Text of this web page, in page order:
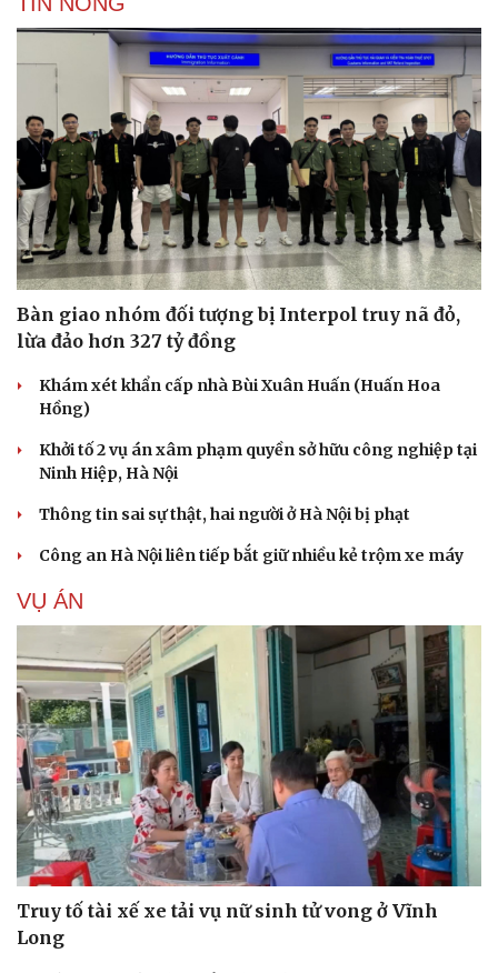
Tư vấn
Săn Tour
Câu chuyện thời sự
Kể chuyện cho bé
Bàn giao nhóm đối tượng bị Interpol truy nã đỏ,
lừa đảo hơn 327 tỷ đồng
Khám xét khẩn cấp nhà Bùi Xuân Huấn (Huấn Hoa
Hồng)
Khởi tố 2 vụ án xâm phạm quyền sở hữu công nghiệp tại
Ninh Hiệp, Hà Nội
Thông tin sai sự thật, hai người ở Hà Nội bị phạt
Công an Hà Nội liên tiếp bắt giữ nhiều kẻ trộm xe máy
VỤ ÁN
Truy tố tài xế xe tải vụ nữ sinh tử vong ở Vĩnh
Long